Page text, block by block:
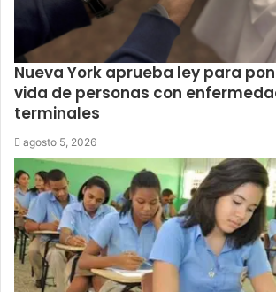
Nueva York aprueba ley para
vida de personas con
terminales
agosto 5, 2026